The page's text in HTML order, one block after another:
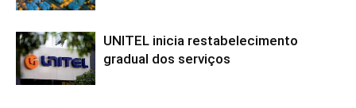
UNITEL inicia restabelecimento
gradual dos serviços